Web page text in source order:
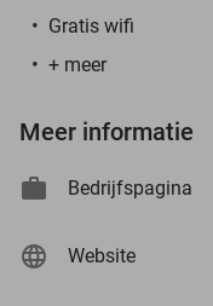
Gratis wifi
+ meer
Meer informatie
Bedrijfspagina
Website